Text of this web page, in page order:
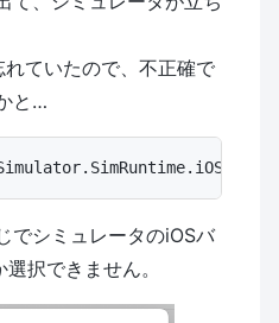
ていたので、不正確で
と…
でシミュレータのiOSバ
択できません。